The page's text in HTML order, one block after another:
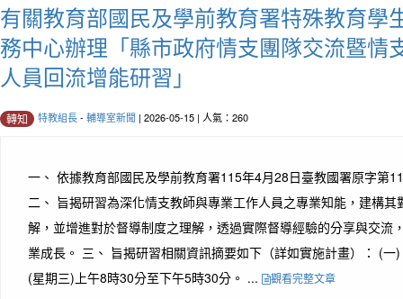
有關教育部國民及學前教育署特殊教育學
務中心辦理「縣市政府情支團隊交流暨情
人員回流增能研習」
轉知 特教組長- 輔導室新聞 | 2026-05-15 | 人氣：260
一、 依據教育部國民及學前教育署115年4月28日臺教國署原字第
二、 旨揭研習為深化情支教師與專業工作人員之專業知能，建構
解，並增進對於督導制度之理解，透過實際督導經驗的分享與交流
業成長。 三、 旨揭研習相關資訊摘要如下（詳如實施計畫）： (一
(星期三)上午8時30分至下午5時30分。 ...
觀看完整文章